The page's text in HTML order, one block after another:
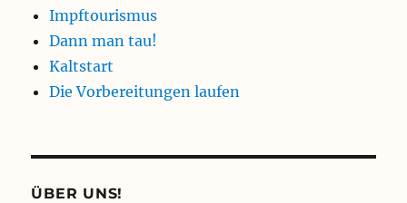
Impftourismus
Dann man tau!
Kaltstart
Die Vorbereitungen laufen
ÜBER UNS!